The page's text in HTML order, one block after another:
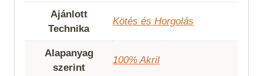
Ajánlott
Technika
Kötés és Horgolás
Alapanyag
szerint
100% Akril